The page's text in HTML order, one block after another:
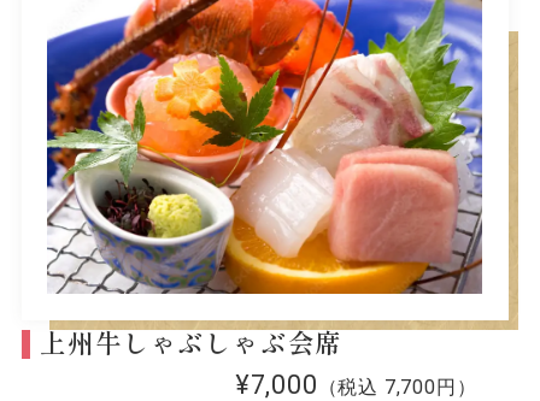
上州牛しゃぶしゃぶ会席
¥7,000 （税込 7,700円）